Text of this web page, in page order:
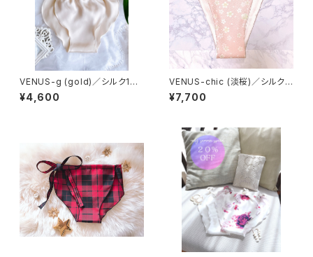
VENUS-g (gold)／シルク10
0%
¥4,600
VENUS-chic (淡桜)／シルク1
00%
¥7,700